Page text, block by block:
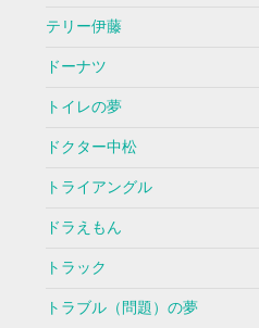
テリー伊藤
ドーナツ
トイレの夢
ドクター中松
トライアングル
ドラえもん
トラック
トラブル（問題）の夢